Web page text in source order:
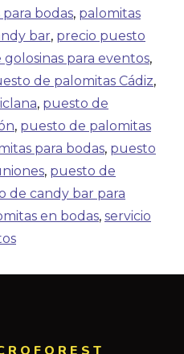
bodas, palomitas
bar, precio puesto
para eventos,
de palomitas Cádiz,
, puesto de
, puesto de palomitas
para bodas, puesto
, puesto de
de candy bar para
en bodas, servicio